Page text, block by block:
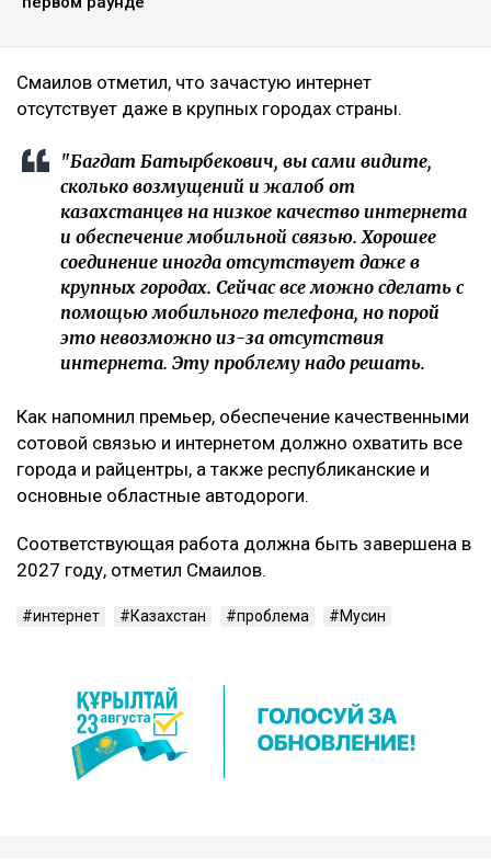
Смаилов отметил, что зачастую интернет
отсутствует даже в крупных городах страны.
"Багдат Батырбекович, вы сами видите,
сколько возмущений и жалоб от
казахстанцев на низкое качество интернета
и обеспечение мобильной связью. Хорошее
соединение иногда отсутствует даже в
крупных городах. Сейчас все можно сделать с
помощью мобильного телефона, но порой
это невозможно из-за отсутствия
интернета. Эту проблему надо решать.
Как напомнил премьер, обеспечение качественными
сотовой связью и интернетом должно охватить все
города и райцентры, а также республиканские и
основные областные автодороги.
Соответствующая работа должна быть завершена в
2027 году, отметил Смаилов.
интернет Казахстан проблема Мусин